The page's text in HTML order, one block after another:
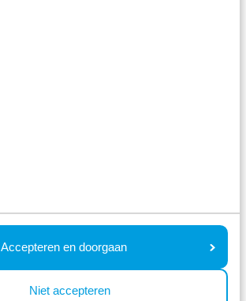
Accepteren en doorgaan
Niet accepteren